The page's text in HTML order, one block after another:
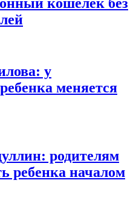
кошелек без
у
меняется
родителям
ребенка началом